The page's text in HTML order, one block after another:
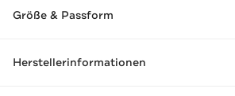
Größe & Passform
Herstellerinformationen